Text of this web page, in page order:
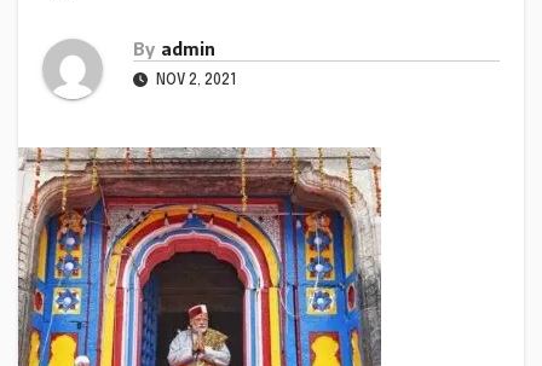
By admin
NOV 2, 2021